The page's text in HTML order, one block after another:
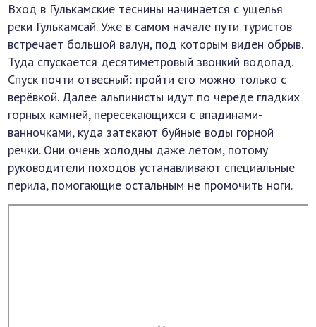
Вход в Гулькамские теснины начинается с ущелья
реки Гулькамсай. Уже в самом начале пути туристов
встречает большой валун, под которым виден обрыв.
Туда спускается десятиметровый звонкий водопад.
Спуск почти отвесный: пройти его можно только с
верёвкой. Далее альпинисты идут по череде гладких
горных камней, пересекающихся с впадинами-
ванночками, куда затекают буйные воды горной
речки. Они очень холодны даже летом, потому
руководители походов устанавливают специальные
перила, помогающие остальным не промочить ноги.